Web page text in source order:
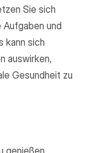
Sie sich
und
kann sich
auswirken,
Gesundheit zu
genießen.